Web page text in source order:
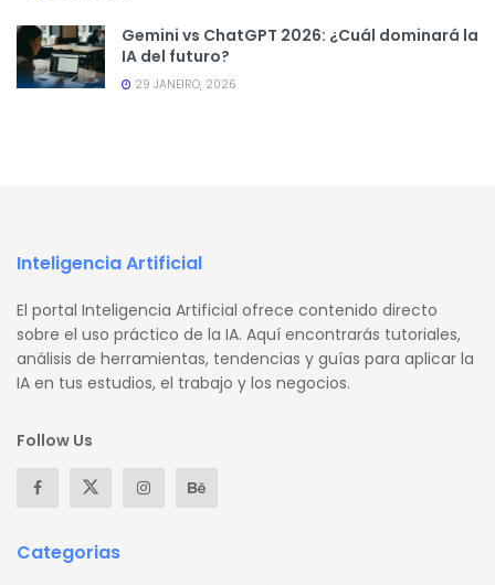
Gemini vs ChatGPT 2026: ¿Cuál dominará la
IA del futuro?
29 JANEIRO, 2026
Inteligencia Artificial
El portal Inteligencia Artificial ofrece contenido directo
sobre el uso práctico de la IA. Aquí encontrarás tutoriales,
análisis de herramientas, tendencias y guías para aplicar la
IA en tus estudios, el trabajo y los negocios.
Follow Us
Categorias